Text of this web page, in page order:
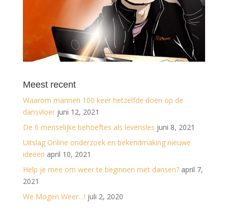
Meest recent
Waarom mannen 100 keer hetzelfde doen op de
dansvloer juni 12, 2021
De 6 menselijke behoeftes als levensles juni 8, 2021
Uitslag Online onderzoek en bekendmaking nieuwe
ideeën april 10, 2021
Help je mee om weer te beginnen met dansen? april 7,
2021
We Mogen Weer…! juli 2, 2020